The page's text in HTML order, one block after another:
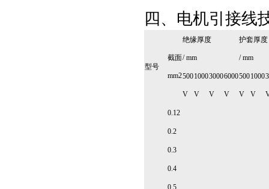
四、电机引接线
型号
截面
mm2
绝缘厚度
/ mm
护套厚度
/ mm
500
V
1000
V
3000
V
6000
V
500
V
1000
V
0.12
0.2
0.3
0.4
0.5